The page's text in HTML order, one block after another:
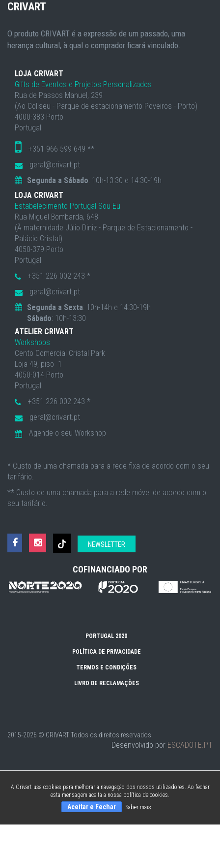
CRIVART
O produto CRIVART é a expressão de um passado, uma
herança cultural, à qual o comprador ficará vinculado.
LOJA CRIVART
Gifts de Eventos e Projetos Personalizados
Rua de Passos Manuel, 239
(Ao Coliseu - Parque de estacionamento Poveiros - Porto)
4000-383 Porto
Portugal
+351 966 599 649 **
geral@crivart.pt
Segunda a Sábado: 10h-13:30 e 14:30-19h
LOJA CRIVART
Estabelecimento Portugal Sou Eu
Rua Miguel Bombarda, 648
(À maternidade Júlio Diniz - Parque de Estacionamento -
Palácio Cristal)
4050-379 Porto
Portugal
+351 226 002 243 *
geral@crivart.pt
Segunda a Sexta: 10h-14h e 14:30-19h
Sábado: 10h-13:30
ATELIER CRIVART
Workshops
Cento Comercial Cristal Park
Loja 49, piso -1
4050-014 Porto
Portugal
+351 226 002 243 *
geral@crivart.pt
Agende o seu Workshop
* Custo de uma chamada para a rede fixa de acordo com o seu
tarifário.
** Custo de uma chamada para a rede móvel de acordo com o
seu tarifário.
NEWSLETTER
COFINANCIADO POR
PORTUGAL 2020
POLÍTICA DE PRIVACIDADE
TERMOS E CONDIÇÕES
LIVRO DE RECLAMAÇÕES
2015-2026 © CRIVARTTodos os direitos reservados.
Desenvolvido por ESCADOTE.PT
A Crivart usa cookies para melhorar a navegação dos nossos utilizadores. Ao fechar
esta mensagem aceita a nossa política de cookies.
Aceitar e Fechar Saber mais